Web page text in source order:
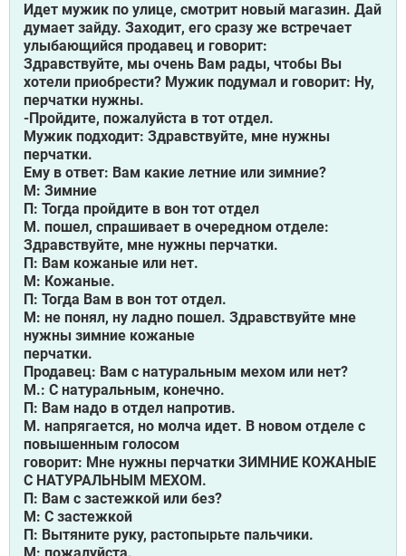
Идет мужик по улице, смотрит новый магазин. Дай
думает зайду. Заходит, его сразу же встречает
улыбающийся продавец и говорит:
Здравствуйте, мы очень Вам рады, чтобы Вы
хотели приобрести? Мужик подумал и говорит: Ну,
перчатки нужны.
-Пройдите, пожалуйста в тот отдел.
Мужик подходит: Здравствуйте, мне нужны
перчатки.
Ему в ответ: Вам какие летние или зимние?
М: Зимние
П: Тогда пройдите в вон тот отдел
М. пошел, спрашивает в очередном отделе:
Здравствуйте, мне нужны перчатки.
П: Вам кожаные или нет.
М: Кожаные.
П: Тогда Вам в вон тот отдел.
М: не понял, ну ладно пошел. Здравствуйте мне
нужны зимние кожаные
перчатки.
Продавец: Вам с натуральным мехом или нет?
М.: С натуральным, конечно.
П: Вам надо в отдел напротив.
М. напрягается, но молча идет. В новом отделе с
повышенным голосом
говорит: Мне нужны перчатки ЗИМНИЕ КОЖАНЫЕ
С НАТУРАЛЬНЫМ МЕХОМ.
П: Вам с застежкой или без?
М: С застежкой
П: Вытяните руку, растопырьте пальчики.